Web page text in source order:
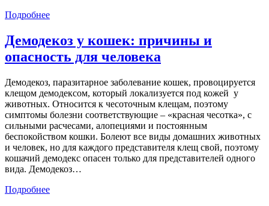
Подробнее
Демодекоз у кошек: причины и
опасность для человека
Демодекоз, паразитарное заболевание кошек, провоцируется
клещом демодексом, который локализуется под кожей у
животных. Относится к чесоточным клещам, поэтому
симптомы болезни соответствующие – «красная чесотка», с
сильными расчесами, алопециями и постоянным
беспокойством кошки. Болеют все виды домашних животных
и человек, но для каждого представителя клещ свой, поэтому
кошачий демодекс опасен только для представителей одного
вида. Демодекоз…
Подробнее